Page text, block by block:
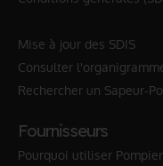
Mise à jour des SDIS
Consulter
Rechercher un Sapeur-
Fournisseurs
Pourquoi utiliser